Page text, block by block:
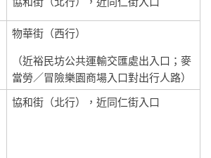
物華街（西行）
（近裕民坊公共運輸交匯處出入口；麥
當勞／冒險樂園商場入口對出行人路）
協和街（北行），近同仁街入口